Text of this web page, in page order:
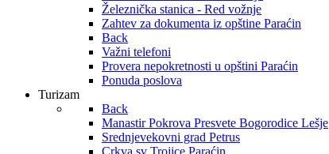
Železnička stanica - Red vožnje
Zahtev za dokumenta iz opštine Paraćin
Back
Važni telefoni
Provera nepokretnosti u opštini Paraćin
Ponuda poslova
Turizam
Back
Manastir Pokrova Presvete Bogorodice Lešje
Srednjevekovni grad Petrus
Crkva sv Trojice Paraćin